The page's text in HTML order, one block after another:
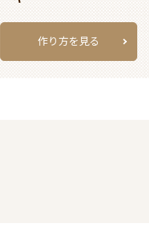
作り方を見る